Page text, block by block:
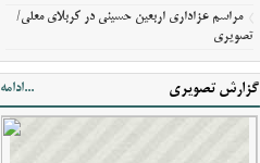
مراسم عزاداری اربعین حسینی در کربلای معلی/
تصویری
گزارش تصویری ...ادامه